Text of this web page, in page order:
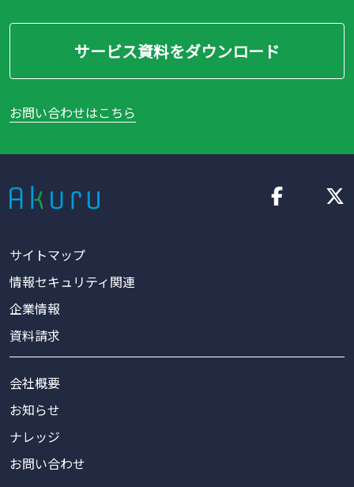
サービス資料をダウンロード
お問い合わせはこちら
サイトマップ
情報セキュリティ関連
企業情報
資料請求
会社概要
お知らせ
ナレッジ
お問い合わせ